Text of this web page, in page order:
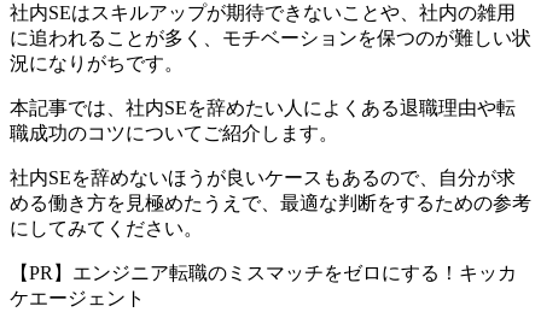
社内SEはスキルアップが期待できないことや、社内の雑用
に追われることが多く、モチベーションを保つのが難しい状
況になりがちです。
本記事では、 社内SEを辞めたい人によくある退職理由や転
職成功のコツについてご紹介 します。
社内SEを辞めないほうが良いケースもあるので、自分が求
める働き方を見極めたうえで、最適な判断をするための参考
にしてみてください。
【PR】エンジニア転職のミスマッチをゼロにする！キッカ
ケエージェント